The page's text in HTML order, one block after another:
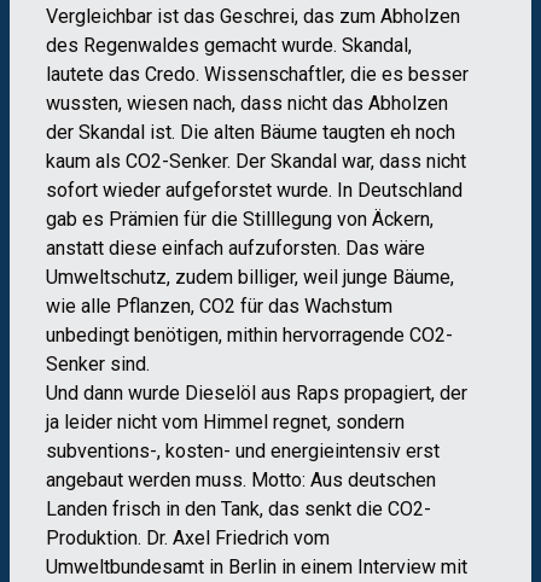
Vergleichbar ist das Geschrei, das zum Abholzen
des Regenwaldes gemacht wurde. Skandal,
lautete das Credo. Wissenschaftler, die es besser
wussten, wiesen nach, dass nicht das Abholzen
der Skandal ist. Die alten Bäume taugten eh noch
kaum als CO2-Senker. Der Skandal war, dass nicht
sofort wieder aufgeforstet wurde. In Deutschland
gab es Prämien für die Stilllegung von Äckern,
anstatt diese einfach aufzuforsten. Das wäre
Umweltschutz, zudem billiger, weil junge Bäume,
wie alle Pflanzen, CO2 für das Wachstum
unbedingt benötigen, mithin hervorragende CO2-
Senker sind.
Und dann wurde Dieselöl aus Raps propagiert, der
ja leider nicht vom Himmel regnet, sondern
subventions-, kosten- und energieintensiv erst
angebaut werden muss. Motto: Aus deutschen
Landen frisch in den Tank, das senkt die CO2-
Produktion. Dr. Axel Friedrich vom
Umweltbundesamt in Berlin in einem Interview mit